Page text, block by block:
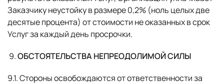
Заказчику неустойку в размере 0,2% (ноль целых две
десятые процента) от стоимости не оказанных в срок
Услуг за каждый день просрочки.
ОБСТОЯТЕЛЬСТВА НЕПРЕОДОЛИМОЙ СИЛЫ
9.1. Стороны освобождаются от ответственности за
Email
Вопрос
следите за новостями о
запуске!